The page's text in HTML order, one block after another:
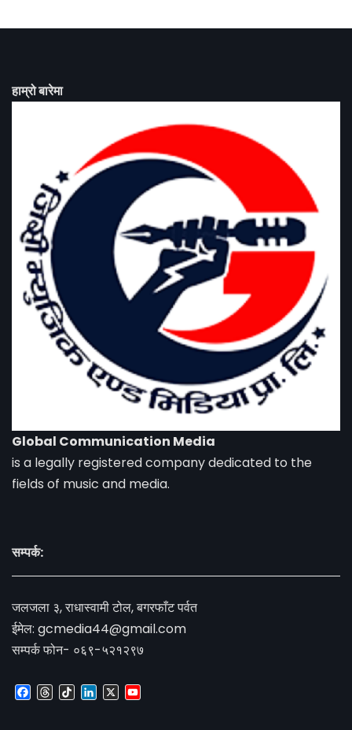
हाम्रो बारेमा
Global Communication Media
is a legally registered company dedicated to the
fields of music and media.
सम्पर्क:
जलजला ३, राधास्वामी टोल, बगरफाँट पर्वत
ईमेल: gcmedia44@gmail.com
सम्पर्क फोन- ०६९-५२१२९७
Facebook
Threads
TikTokLinkedIn
X